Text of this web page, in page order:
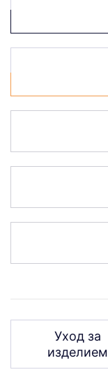
Уход за
изделием